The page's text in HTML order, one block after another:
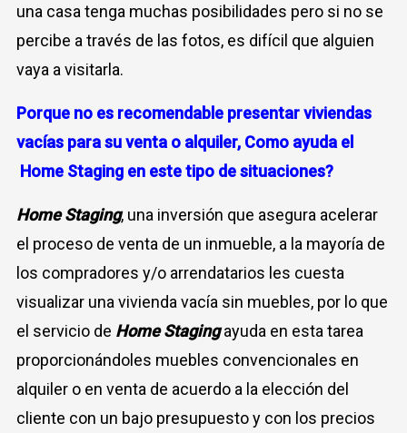
una casa tenga muchas posibilidades pero si no se
percibe a través de las fotos, es difícil que alguien
vaya a visitarla.
Porque no es recomendable presentar viviendas
vacías para su venta o alquiler, Como ayuda el
Home Staging en este tipo de situaciones?
Home Staging, una inversión que asegura acelerar
el proceso de venta de un inmueble, a la mayoría de
los compradores y/o arrendatarios les cuesta
visualizar una vivienda vacía sin muebles, por lo que
el servicio de Home Stagingayuda en esta tarea
proporcionándoles muebles convencionales en
alquiler o en venta de acuerdo a la elección del
cliente con un bajo presupuesto y con los precios